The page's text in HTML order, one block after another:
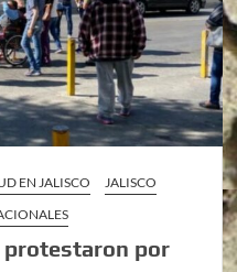
EN JALISCO
JALISCO
protestaron por